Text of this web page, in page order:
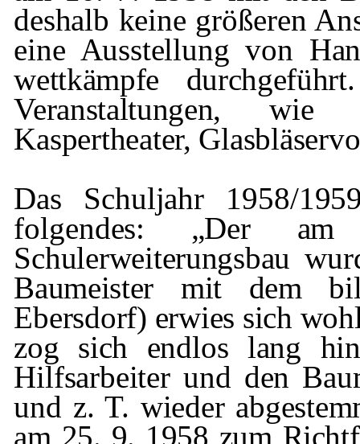
deshalb keine größeren
eine Ausstellung von
wettkämpfe
Veranstaltungen,wie
Kaspertheater,
Das Schuljahr 1958/
folgendes: „Der
Schulerweiterungsbau
Baumeister mit dem
Ebersdorf) erwies sich
zog sich endlos lang
Hilfsarbeiter und den Bau­
und z. T. wieder
am 25. 9. 1958 zum